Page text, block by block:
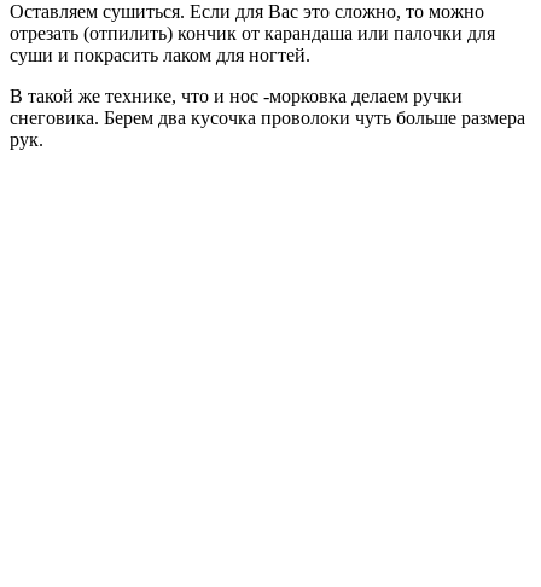
Оставляем сушиться. Если для Вас это сложно, то можно
отрезать (отпилить) кончик от карандаша или палочки для
суши и покрасить лаком для ногтей.
В такой же технике, что и нос -морковка делаем ручки
снеговика. Берем два кусочка проволоки чуть больше размера
рук.